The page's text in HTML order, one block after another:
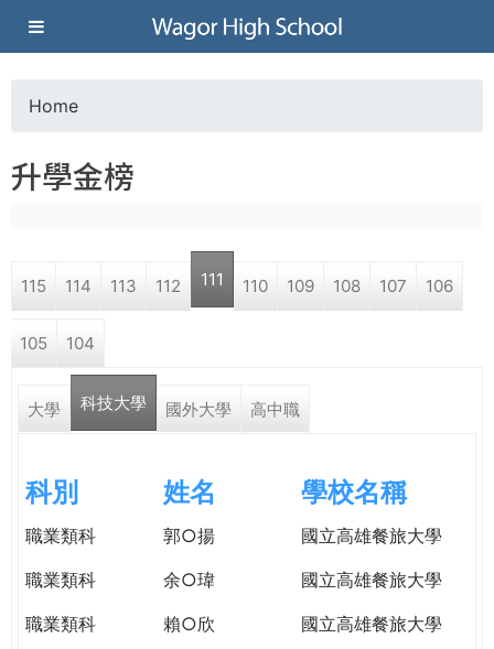
Jump to navigation
葳
格
高
學
格。
o
a
r
e
e
r
e
Home
升學金榜
115 114 113 112 111 110 109 108 107 106
105 104
大學 科技大學 國外大學 高中職
科別 姓名 學校名稱
職業類科 郭○揚
國立高雄餐旅大學
職業類科
余○瑋
國立高雄餐旅大學
職業類科
賴○欣
國立高雄餐旅大學